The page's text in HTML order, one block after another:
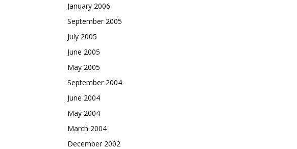
January 2006
September 2005
July 2005
June 2005
May 2005
September 2004
June 2004
May 2004
March 2004
December 2002